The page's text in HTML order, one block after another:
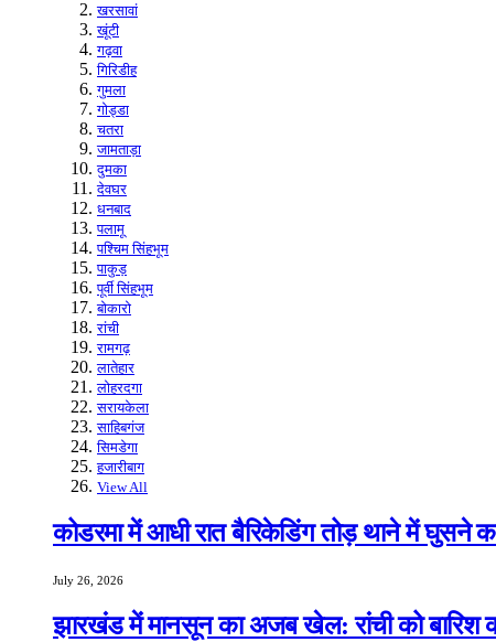
खरसावां
खूंटी
गढ़वा
गिरिडीह
गुमला
गोड्डा
चतरा
जामताड़ा
दुमका
देवघर
धनबाद
पलामू
पश्चिम सिंहभूम
पाकुड़
पूर्वी सिंहभूम
बोकारो
रांची
रामगढ़
लातेहार
लोहरदगा
सरायकेला
साहिबगंज
सिमडेगा
हजारीबाग
View All
कोडरमा में आधी रात बैरिकेडिंग तोड़ थाने में घुसने
July 26, 2026
झारखंड में मानसून का अजब खेल: रांची को बारिश